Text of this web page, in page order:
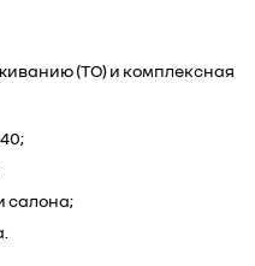
(ТО) и комплексная
салона;